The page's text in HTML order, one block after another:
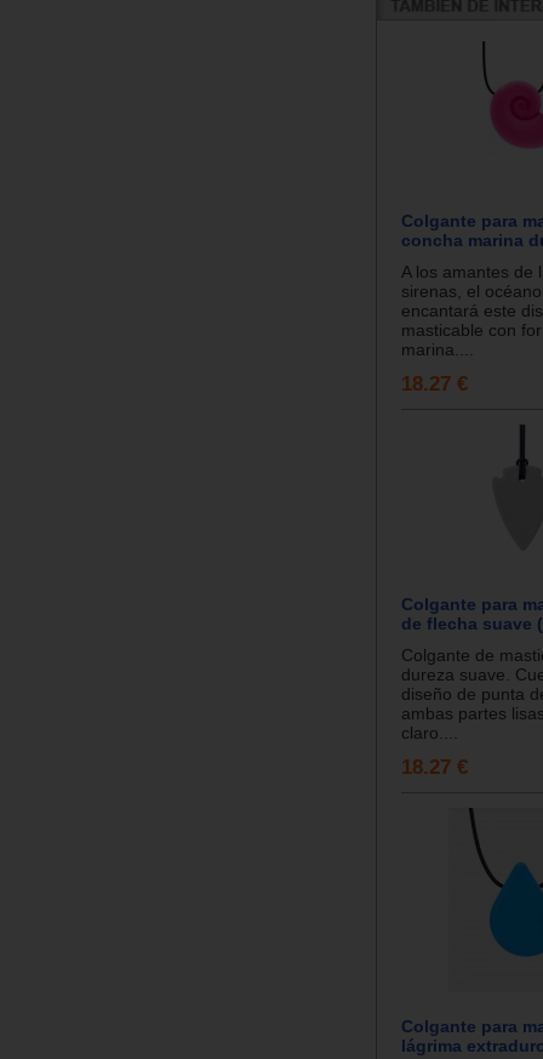
Colgante para
concha marina
A los amantes de
sirenas, el
encantará este
masticable con
marina....
18.27 €
Colgante para
de flecha suave
Colgante de
dureza suave.
diseño de punta
ambas partes
claro....
18.27 €
Colgante para
lágrima